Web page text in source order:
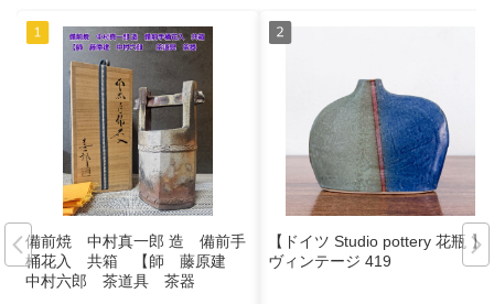
備前焼 中村真一郎 造 備前手
桶花入 共箱 【師 藤原建
中村六郎 茶道具 茶器
【ドイツ Studio pottery 花瓶 】
ヴィンテージ 419